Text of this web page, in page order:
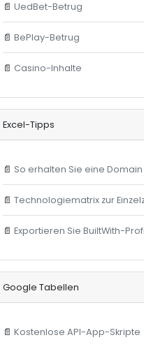
📄 UedBet-Betrug
📄 BePlay-Betrug
📄 Casino-Inhalte
Excel-Tipps
📄 So erhalten Sie eine
📄 Technologiematrix zur
📄 Exportieren Sie BuiltWith-
Google Tabellen
📄 Kostenlose API-App-Skripte